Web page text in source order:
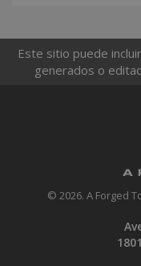
Este sitio puede
generados o
© 2026. A Forged